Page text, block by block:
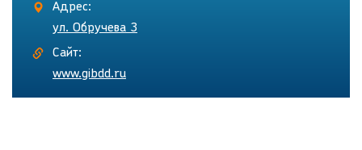
Адрес:
ул. Обручева 3
Сайт:
www.gibdd.ru